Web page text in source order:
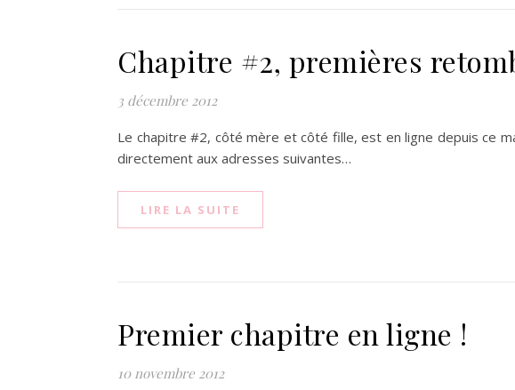
Chapitre #2, premières
3 décembre 2012
Le chapitre #2, côté mère et côté fille, est en ligne depuis ce
directement aux adresses suivantes…
LIRE LA SUITE
Premier chapitre en ligne !
10 novembre 2012